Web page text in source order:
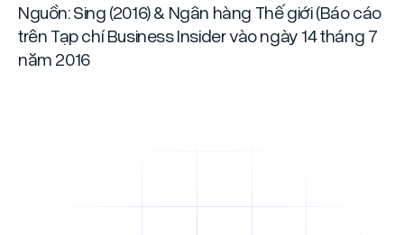
Nguồn: Sing (2016) & Ngân hàng Thế giới (Báo cáo
trên Tạp chí Business Insider vào ngày 14 tháng 7
năm 2016